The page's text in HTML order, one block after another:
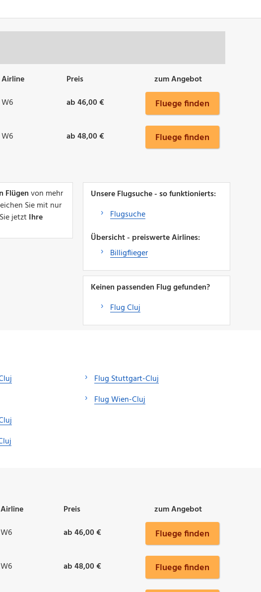
Airline Preis
zum Angebot
W6 ab 46,00 € Fluege finden
W6 ab 48,00 € Fluege finden
Flügenvon mehr
Sie mit nur
jetztIhre
Unsere Flugsuche - so funktionierts:
Flugsuche
Übersicht - preiswerte Airlines:
Billigflieger
Keinen passenden Flug gefunden?
Flug Cluj
Flug Stuttgart-Cluj
Flug Wien-Cluj
Airline Preis
zum Angebot
W6 ab 46,00 € Fluege finden
W6 ab 48,00 € Fluege finden